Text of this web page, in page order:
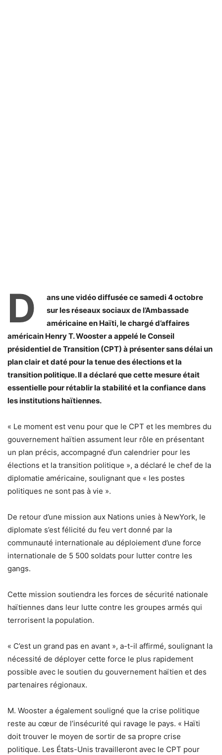
D
ans une vidéo diffusée ce samedi 4 octobre
sur les réseaux sociaux de l’Ambassade
américaine en Haïti, le chargé d’affaires
américain Henry T. Wooster a appelé le Conseil
présidentiel de Transition (CPT) à présenter sans délai un
plan clair et daté pour la tenue des élections et la
transition politique. Il a déclaré que cette mesure était
essentielle pour rétablir la stabilité et la confiance dans
les institutions haïtiennes.
« Le moment est venu pour que le CPT et les membres du
gouvernement haïtien assument leur rôle en présentant
un plan précis, accompagné d’un calendrier pour les
élections et la transition politique », a déclaré le chef de la
diplomatie américaine, soulignant que « les postes
politiques ne sont pas à vie ».
De retour d’une mission aux Nations unies à NewYork, le
diplomate s’est félicité du feu vert donné par la
communauté internationale au déploiement d’une force
internationale de 5 500 soldats pour lutter contre les
gangs.
Cette mission soutiendra les forces de sécurité nationale
haïtiennes dans leur lutte contre les groupes armés qui
terrorisent la population.
« C’est un grand pas en avant », a-t-il affirmé, soulignant la
nécessité de déployer cette force le plus rapidement
possible avec le soutien du gouvernement haïtien et des
partenaires régionaux.
M. Wooster a également souligné que la crise politique
reste au cœur de l’insécurité qui ravage le pays. « Haïti
doit trouver le moyen de sortir de sa propre crise
politique. Les États-Unis travailleront avec le CPT pour